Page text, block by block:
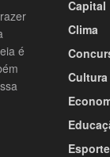
é
Capital
Clima
Cultura